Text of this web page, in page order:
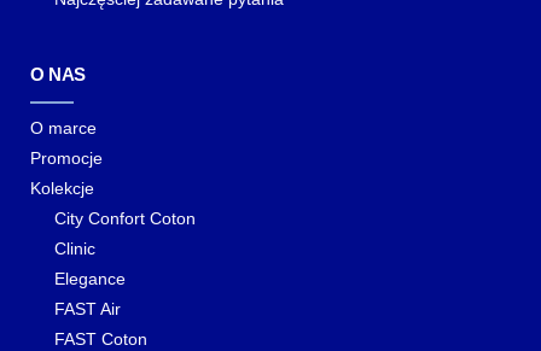
O NAS
O marce
Promocje
Kolekcje
City Confort Coton
Clinic
Elegance
FAST Air
FAST Coton